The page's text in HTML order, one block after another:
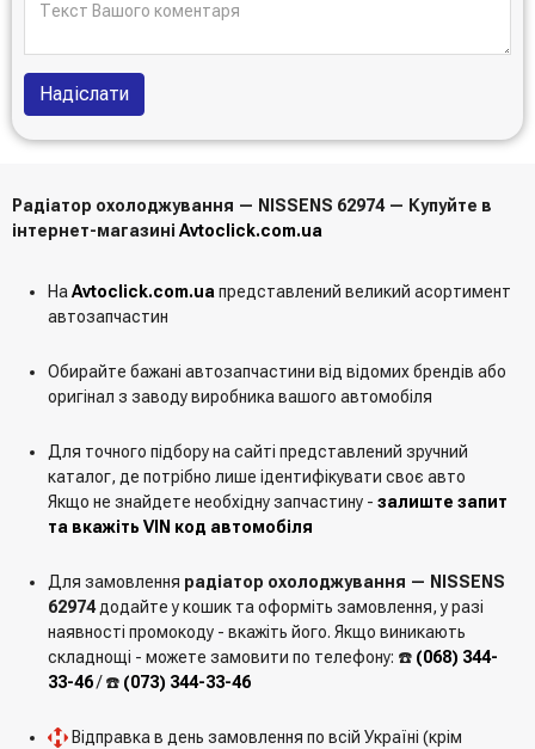
Надіслати
Радіатор охолоджування — NISSENS 62974 — Купуйте в
інтернет-магазині Avtoclick.com.ua
НаAvtoclick.com.uaпредставлений великий асортимент
автозапчастин
Обирайте бажані автозапчастини від відомих брендів або
оригінал з заводу виробника вашого автомобіля
Для точного підбору на сайті представлений зручний
каталог, де потрібно лише ідентифікувати своє авто
Якщо не знайдете необхідну запчастину - залиште запит
та вкажіть VIN код автомобіля
Для замовлення радіатор охолоджування — NISSENS
62974додайте у кошик та оформіть замовлення, у разі
наявності промокоду - вкажіть його. Якщо виникають
складнощі - можете замовити по телефону: ☎️ (068) 344-
33-46/ ☎️ (073) 344-33-46
Відправка в день замовлення по всій Україні (крім